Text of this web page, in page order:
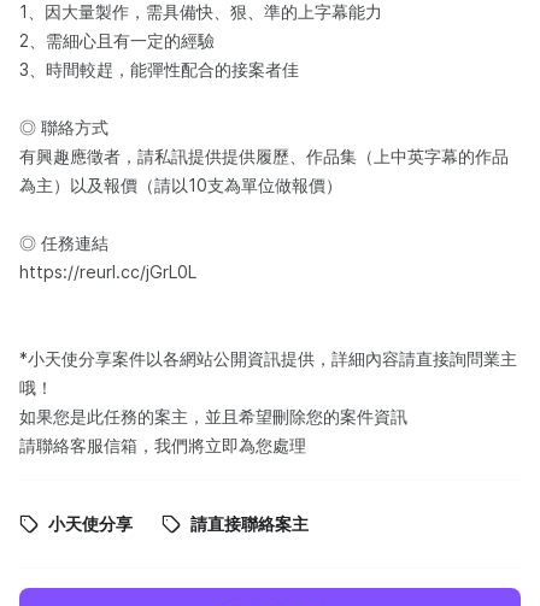
1、因大量製作，需具備快、狠、準的上字幕能力
2、需細心且有一定的經驗
3、時間較趕，能彈性配合的接案者佳
◎ 聯絡方式
有興趣應徵者，請私訊提供提供履歷、作品集（上中英字幕的作品
為主）以及報價（請以10支為單位做報價）
◎ 任務連結
https://reurl.cc/jGrL0L
*小天使分享案件以各網站公開資訊提供，詳細內容請直接詢問業主
哦！
如果您是此任務的案主，並且希望刪除您的案件資訊
請聯絡客服信箱，我們將立即為您處理
小天使分享 請直接聯絡案主